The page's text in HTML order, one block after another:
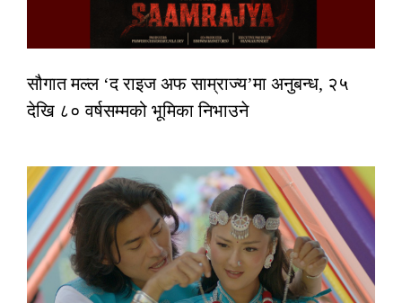
सौगात मल्ल ‘द राइज अफ साम्राज्य’मा अनुबन्ध, २५
देखि ८० वर्षसम्मको भूमिका निभाउने